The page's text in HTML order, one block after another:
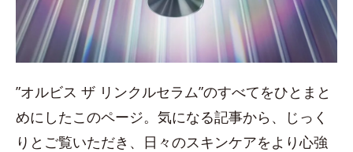
”オルビス ザ リンクルセラム”のすべてをひとまと
めにしたこのページ。気になる記事から、じっく
りとご覧いただき、日々のスキンケアをより心強